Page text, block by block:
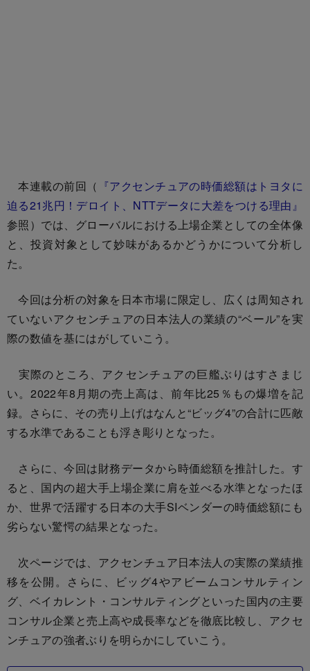
本連載の前回（ 『アクセンチュアの時価総額はトヨタに
迫る21兆円！デロイト、NTTデータに大差をつける理由』
参照）では、グローバルにおける上場企業としての全体像
と、投資対象として妙味があるかどうかについて分析し
た。
今回は分析の対象を日本市場に限定し、広くは周知され
ていないアクセンチュアの日本法人の業績の“ベール”を実
際の数値を基にはがしていこう。
実際のところ、アクセンチュアの巨艦ぶりはすさまじ
い。2022年8月期の売上高は、前年比25％もの爆増を記
録。さらに、その売り上げはなんと“ビッグ4”の合計に匹敵
する水準であることも浮き彫りとなった。
さらに、今回は財務データから時価総額を推計した。す
ると、国内の超大手上場企業に肩を並べる水準となったほ
か、世界で活躍する日本の大手SIベンダーの時価総額にも
劣らない驚愕の結果となった。
次ページでは、アクセンチュア日本法人の実際の業績推
移を公開。さらに、ビッグ4やアビームコンサルティン
グ、ベイカレント・コンサルティングといった国内の主要
コンサル企業と売上高や成長率などを徹底比較し、アクセ
ンチュアの強者ぶりを明らかにしていこう。